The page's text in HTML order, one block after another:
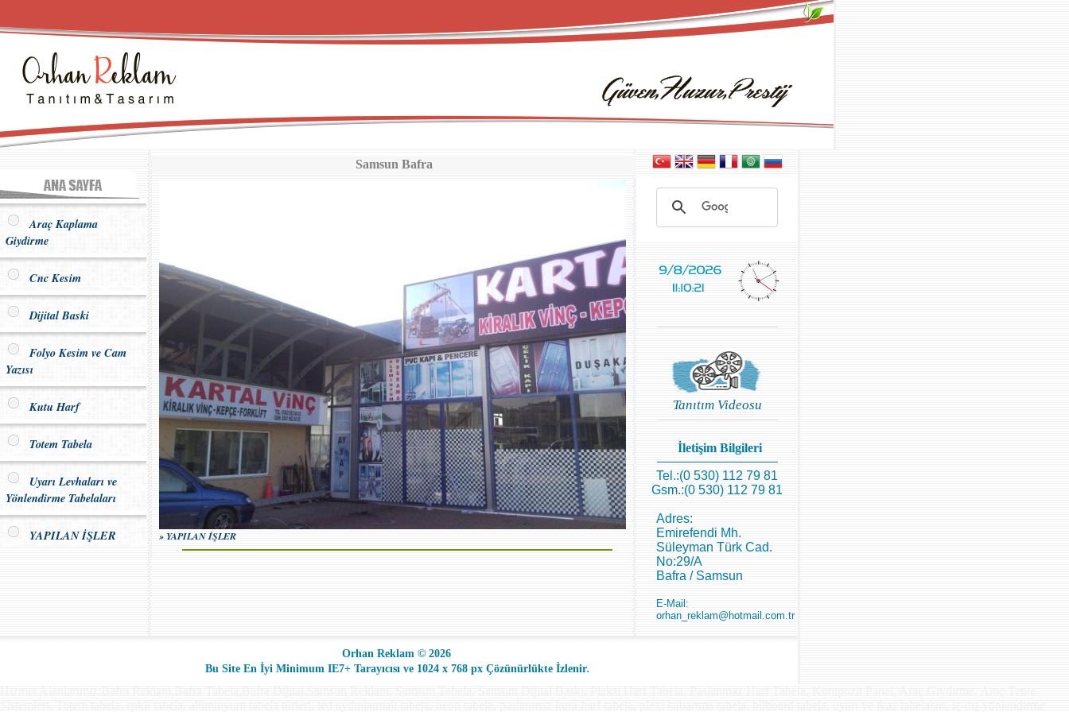
Araç Kaplama
Giydirme
Cnc Kesim
Dijital Baski
Folyo Kesim ve Cam
Yazısı
Kutu Harf
Totem Tabela
Uyarı Levhaları ve
Yönlendirme Tabelaları
YAPILAN İŞLER
Samsun Bafra
» YAPILAN İŞLER
Tanıtım Videosu
İletişim Bilgileri
Tel.:(0 530) 112 79 81
Gsm.:(0 530) 112 79 81
Adres:
Emirefendi Mh.
Süleyman Türk Cad.
No:29/A
Bafra / Samsun
E-Mail:
orhan_reklam@hotmail.com.tr
Orhan Reklam © 2026
Bu Site En İyi Minimum IE7+ Tarayıcısı ve 1024 x 768 px Çözünürlükte İzlenir.